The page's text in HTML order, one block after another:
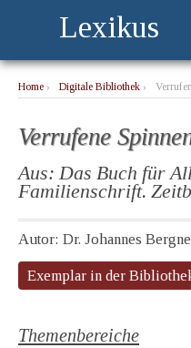
Lexikus
Home › Digitale Bibliothek ›
Verrufene
Aus: Das Buch für
Familienschrift.
Autor: Dr. Johannes
Exemplar in der
Themenbereiche